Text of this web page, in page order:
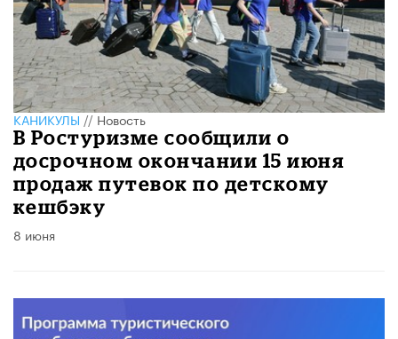
КАНИКУЛЫ//Новость
В Ростуризме сообщили о
досрочном окончании 15 июня
продаж путевок по детскому
кешбэку
8 июня